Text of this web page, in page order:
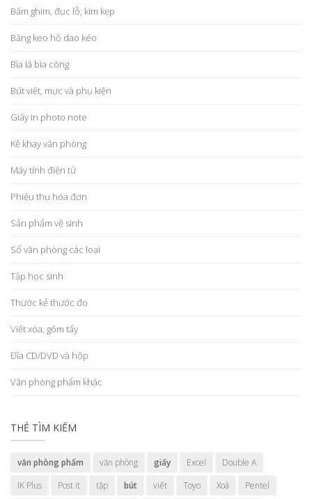
Bấm ghim, đục lỗ, kim kẹp
Băng keo hồ dao kéo
Bìa lá bìa còng
Bút viết, mực và phụ kiện
Giấy in photo note
Kệ khay văn phòng
Máy tính điện tử
Phiếu thu hóa đơn
Sản phẩm vệ sinh
Sổ văn phòng các loại
Tập học sinh
Thước kẻ thước đo
Viết xóa, gôm tẩy
Đĩa CD/DVD và hộp
Văn phòng phẩm khác
THẺ TÌM KIẾM
văn phòng phẩm văn phòng giấy Excel
Double A
IK Plus
Post it tập bút viết Toyo Xoá
Pentel